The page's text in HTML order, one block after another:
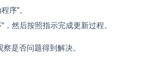
序"。
然后按照指示完成更新过程。
是否问题得到解决。